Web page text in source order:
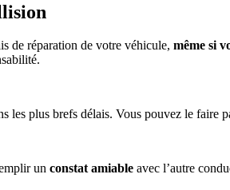
de réparation de votre véhicule, même si
les plus brefs délais. Vous pouvez le faire
un constat amiable avec l’autre